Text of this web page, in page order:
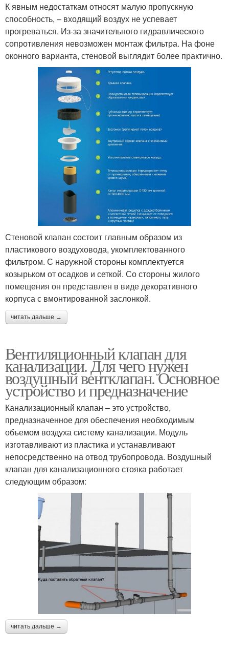
К явным недостаткам относят малую пропускную
способность, – входящий воздух не успевает
прогреваться. Из-за значительного гидравлического
сопротивления невозможен монтаж фильтра. На фоне
оконного варианта, стеновой выглядит более практично.
Стеновой клапан состоит главным образом из
пластикового воздуховода, укомплектованного
фильтром. С наружной стороны комплектуется
козырьком от осадков и сеткой. Со стороны жилого
помещения он представлен в виде декоративного
корпуса с вмонтированной заслонкой.
читать дальше →
Вентиляционный клапан для
канализации. Для чего нужен
воздушный вентклапан. Основное
устройство и предназначение
Канализационный клапан – это устройство,
предназначенное для обеспечения необходимым
объемом воздуха систему канализации. Модуль
изготавливают из пластика и устанавливают
непосредственно на отвод трубопровода. Воздушный
клапан для канализационного стояка работает
следующим образом:
читать дальше →